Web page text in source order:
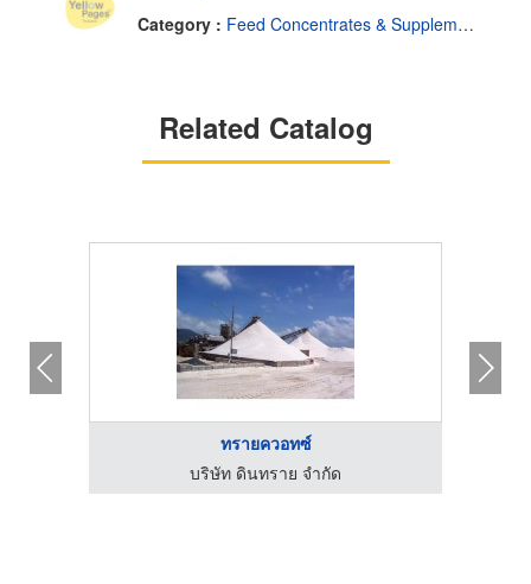
Category : Feed Concentrates & Supplements
Related Catalog
ทรายควอทซ์
บริษัท ดินทราย จำกัด